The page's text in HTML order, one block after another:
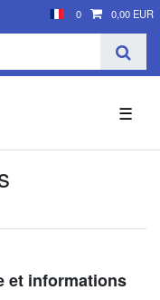
0 0,00 EUR
☰
et informations